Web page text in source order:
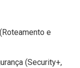
e
(Security+,